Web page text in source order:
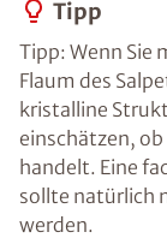
Tipp
Tipp: Wenn Sie
Flaum des
kristalline
einschätzen,
handelt. Eine
sollte natürlich
werden.